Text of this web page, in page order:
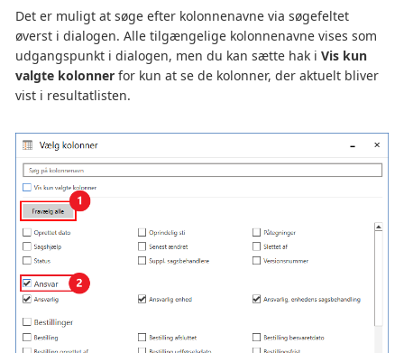
Det er muligt at søge efter kolonnenavne via søgefeltet
øverst i dialogen. Alle tilgængelige kolonnenavne vises som
udgangspunkt i dialogen, men du kan sætte hak i Vis kun
valgte kolonner for kun at se de kolonner, der aktuelt bliver
vist i resultatlisten.